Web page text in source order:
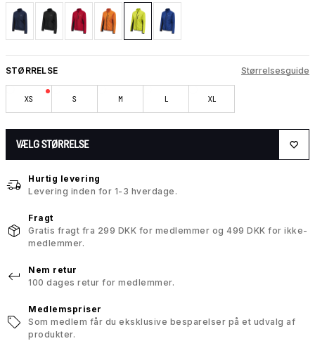
STØRRELSE Størrelsesguide
XS S M L XL
VÆLG STØRRELSE
Hurtig levering
Levering inden for 1-3 hverdage.
Fragt
Gratis fragt fra 299 DKK for medlemmer og 499 DKK for ikke-
medlemmer.
Nem retur
100 dages retur for medlemmer.
Medlemspriser
Som medlem får du eksklusive besparelser på et udvalg af
produkter.